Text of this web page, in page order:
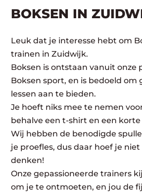
BOKSEN IN
Leuk dat je interesse hebt om
trainen in Zuidwijk.
Boksen is ontstaan vanuit onze
Boksen sport, en is bedoeld om
lessen aan te bieden.
Je hoeft niks mee te nemen
behalve een t-shirt en een korte
Wij hebben de benodigde
je proefles, dus daar hoef je niet
denken!
Onze gepassioneerde trainers
om je te ontmoeten, en jou de